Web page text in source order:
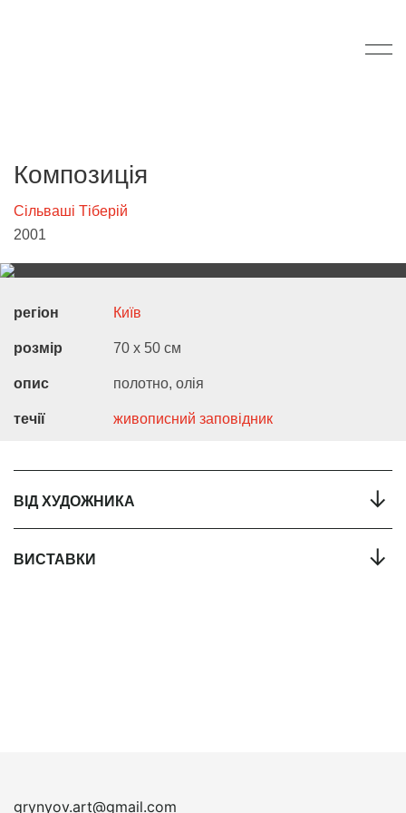
Композиція
Сільваші Тіберій
2001
регіон Київ
розмір 70 х 50 см
опис полотно, олія
течії живописний заповідник
ВІД ХУДОЖНИКА ←
ВИСТАВКИ ←
grynyov.art@gmail.com